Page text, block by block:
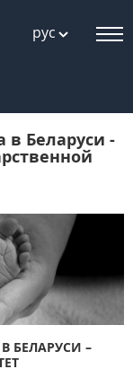
рус
в Беларуси -
БЕЛАРУСИ –